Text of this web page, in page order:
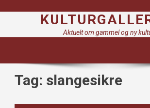
Aktuelt om gammel og ny
Tag: slangesikre